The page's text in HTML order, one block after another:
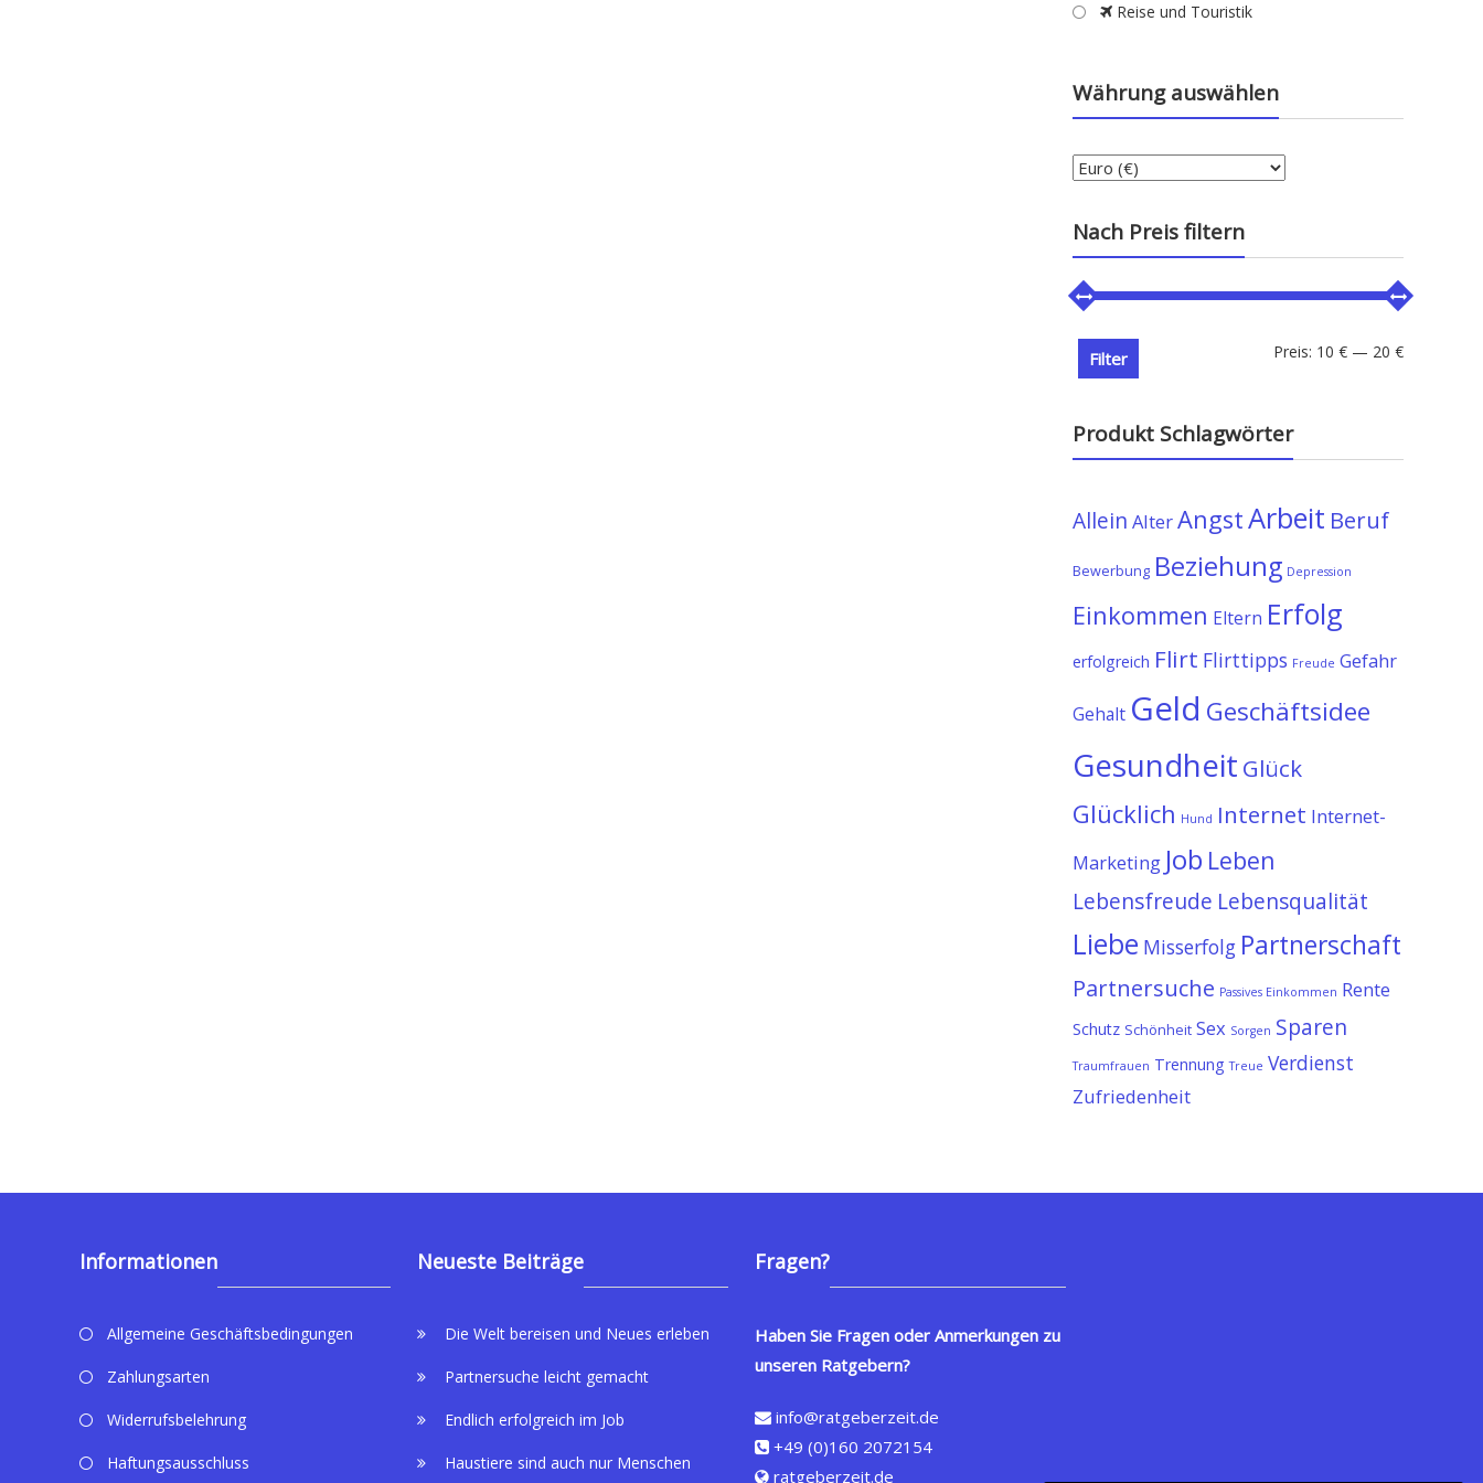
Reise und Touristik
Währung auswählen
Nach Preis filtern
Min.
Max.
Filter Preis: 10 € — 20 €
Produkt Schlagwörter
Allein AlterAngstArbeit Beruf
Bewerbung Beziehung Depression
Einkommen Eltern Erfolg
erfolgreich Flirt Flirttipps Freude Gefahr
Gehalt Geld Geschäftsidee
Gesundheit Glück
Glücklich Hund Internet Internet-
Marketing Job Leben
Lebensfreude Lebensqualität
Liebe Misserfolg Partnerschaft
Partnersuche Passives Einkommen Rente
Schutz Schönheit Sex Sorgen Sparen
Traumfrauen Trennung Treue Verdienst
Zufriedenheit
Informationen
Allgemeine Geschäftsbedingungen
Zahlungsarten
Widerrufsbelehrung
Haftungsausschluss
Neueste Beiträge
Die Welt bereisen und Neues erleben
Partnersuche leicht gemacht
Endlich erfolgreich im Job
Haustiere sind auch nur Menschen
Fragen?
Haben Sie Fragen oder Anmerkungen zu
unseren Ratgebern?
info@ratgeberzeit.de
+49 (0)160 2072154
ratgeberzeit.de